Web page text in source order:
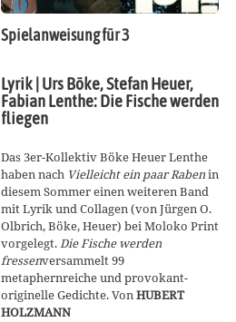
Spielanweisung für 3
Lyrik | Urs Böke, Stefan Heuer,
Fabian Lenthe: Die Fische werden
fliegen
Das 3er-Kollektiv Böke Heuer Lenthe
haben nach Vielleicht ein paar Rabenin
diesem Sommer einen weiteren Band
mit Lyrik und Collagen (von Jürgen O.
Olbrich, Böke, Heuer) bei Moloko Print
vorgelegt.Die Fische werden
fressenversammelt 99
metaphernreiche und provokant-
originelle Gedichte. VonHUBERT
HOLZMANN